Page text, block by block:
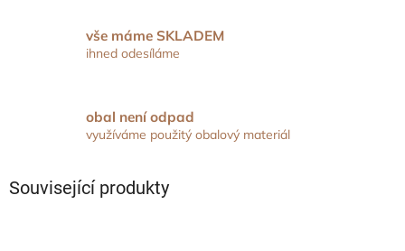
vše máme SKLADEM
ihned odesíláme
obal není odpad
využíváme použitý obalový materiál
Související produkty